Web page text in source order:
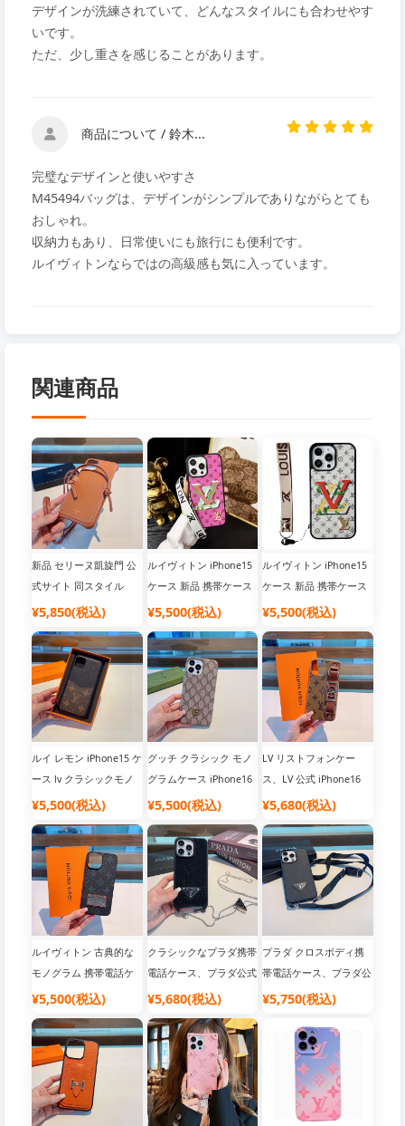
デザインが洗練されていて、どんなスタイルにも合わせやす
いです。
ただ、少し重さを感じることがあります。
商品について / 鈴木...
完璧なデザインと使いやすさ
M45494バッグは、デザインがシンプルでありながらとても
おしゃれ。
収納力もあり、日常使いにも旅行にも便利です。
ルイヴィトンならではの高級感も気に入っています。
関連商品
新品 セリーヌ凱旋門 公
式サイト 同スタイル
iPhone15ケース セリー
スボディ携帯電話ケー
ス、ファッション業界の
ダークホース【強い】
¥5,850(税込)
ルイヴィトン iPhone15
ケース 新品 携帯ケース
限定版 公式サイト 公式
ストストラップ 携帯電
話ケース
¥5,500(税込)
ルイヴィトン iPhone15
ケース 新品 携帯ケース
限定版 公式サイト 公式
ストストラップ 携帯電
話ケース
¥5,500(税込)
ルイ レモン iPhone15 ケ
ース lv クラシックモノ
グラムフォンケース、モ
ドフォンケース、公式ウ
ェブサイト同期
¥5,500(税込)
グッチ クラシック モノ
グラムケース iPhone16
16 Pro Maxケース、メタ
ッジ携帯電話ケース、公
式サイトにて同時発売
¥5,500(税込)
LV リストフォンケー
ス、LV 公式 iPhone16
Pro Max ケース Daphne
話ケース、すべてのボタ
ンが含まれ、ハイエンド
のハードウェア、ハイエ
ンドの高級感 [強い]
¥5,680(税込)
ルイヴィトン 古典的な
モノグラム 携帯電話ケ
ース、LV 公式 iPhone16
オールインクルーシブ携
帯電話ケース、高級高級
[強い]
¥5,500(税込)
クラシックなプラダ携帯
電話ケース、プラダ公式
サイト iPhone16 Pro
ングルロゴチェーン、フ
ルシェルチェーン、クロ
スボディ携帯電話ケー
ス、純粋なハンドメイド
ダイヤモンド付き
¥5,680(税込)
プラダ クロスボディ携
帯電話ケース、プラダ公
式サイト iPhone16 Pro
ケース 要小型吊り袋、
要備考、メタルロゴ、ク
ロスグレインレザー ソ
フトエッジ フルパッケ
¥5,750(税込)